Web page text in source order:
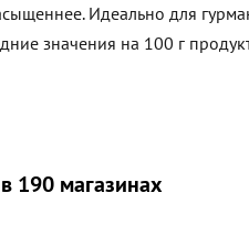
Идеально для
значения на 100 г
190 магазинах